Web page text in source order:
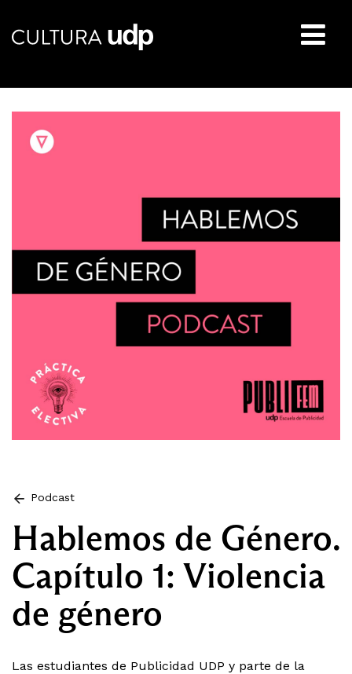
Podcast
Hablemos de Género.
Capítulo 1: Violencia
de género
Las estudiantes de Publicidad UDP y parte de la